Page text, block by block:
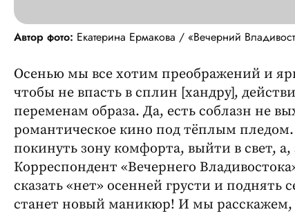
Автор фото: Екатерина Ермакова / «Вечерний
Осенью мы все хотим преображений и
чтобы не впасть в сплин [хандру],
переменам образа. Да, есть соблазн не
романтическое кино под тёплым пледом.
покинуть зону комфорта, выйти в свет,
Корреспондент «Вечернего
сказать «нет» осенней грусти и
станет новый маникюр! И мы